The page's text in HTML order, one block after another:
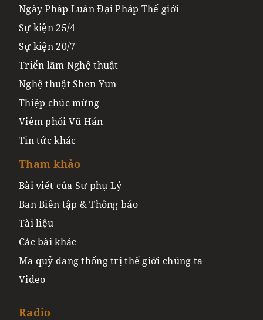
Ngày Pháp Luân Đại Pháp Thế giới
Sự kiện 25/4
Sự kiện 20/7
Triển lãm Nghệ thuật
Nghệ thuật Shen Yun
Thiệp chúc mừng
Viêm phổi Vũ Hán
Tin tức khác
Tham khảo
Bài viết của Sư phụ Lý
Ban Biên tập & Thông báo
Tài liệu
Các bài khác
Ma quỷ đang thống trị thế giới chúng ta
Video
Radio